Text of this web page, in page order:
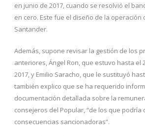
en junio de 2017, cuando se resolvió el
en cero. Este fue el diseño de la operación
Santander.
Además, supone revisar la gestión de los
anteriores, Ángel Ron, que estuvo hasta el
2017, y Emilio Saracho, que le sustituyó
también explico que se ha requerido
documentación detallada sobre la
consejeros del Popular, “de los que podría
consecuencias sancionadoras”.